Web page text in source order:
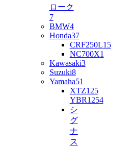
ローク
7
BMW4
Honda37
CRF250L15
NC700X1
Kawasaki3
Suzuki8
Yamaha51
XTZ125
YBR1254
シ
グ
ナ
ス